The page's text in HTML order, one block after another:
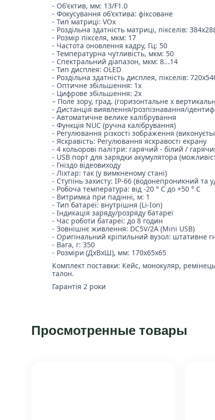
- Об'єктив, мм: 13/F1.0
- Фокусування об'єктива: фіксоване
- Тип матриці: VOx
- Роздільна здатність матриці, пікселів:
- Розмір пікселя, мкм: 17
- Частота оновлення кадру, Гц: 50
- Температурна чутливість, мкм: 50
- Спектральний діапазон, мкм: 8...14
- Тип дисплея: OLED
- Роздільна здатність дисплея, пікселів:
- Оптичне збільшення: 1х
- Цифрове збільшення: 2х
– Поле зору, град. (горизонтальне x
- Дистанція виявлення/розпізнавання/
- Автоматичне велике калібрування
- Функція NUС (ручна калібрування)
- Регулювання різкості зображення
- Яскравість: Регулювання яскравості екрану
- 4 кольорові палітри: гарячий - білий /
- UЅВ порт для зарядки акумулятора
- Гніздо відеовиходу
- Ліхтар: так (у вимкненому стані)
- Ступінь захисту: IP-66 (водонепроникний та
- Робоча температура: від -20 ° C до +50 ° C
- Витримка при падінні, м: 1
- Тип батареї: внутрішня (Li-Ion)
- Індикація заряду/розряду батареї
- Час роботи батареї: до 8 годин
- Зовнішнє живлення: DC5V/2A (Mini USB)
- Оригінальний кріпильний вузол: штативне
- Вага, г: 350
- Розміри (ДxВxШ), мм: 170x65x65
Комплект поставки: Кейс, монокуляр,
талон.
Гарантія 2 роки
Просмотренные товары